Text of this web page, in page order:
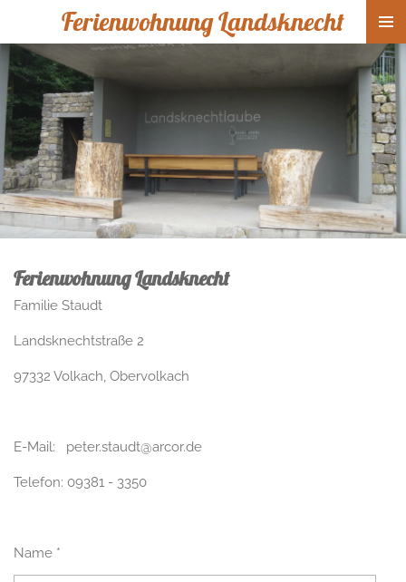
Hauptinhalt
springen
Ferienwohnung Landsknecht
Ferienwohnung Landsknecht
Familie Staudt
Landsknechtstraße 2
97332 Volkach, Obervolkach
E-Mail: peter.staudt@arcor.de
Telefon: 09381 - 3350
Name *